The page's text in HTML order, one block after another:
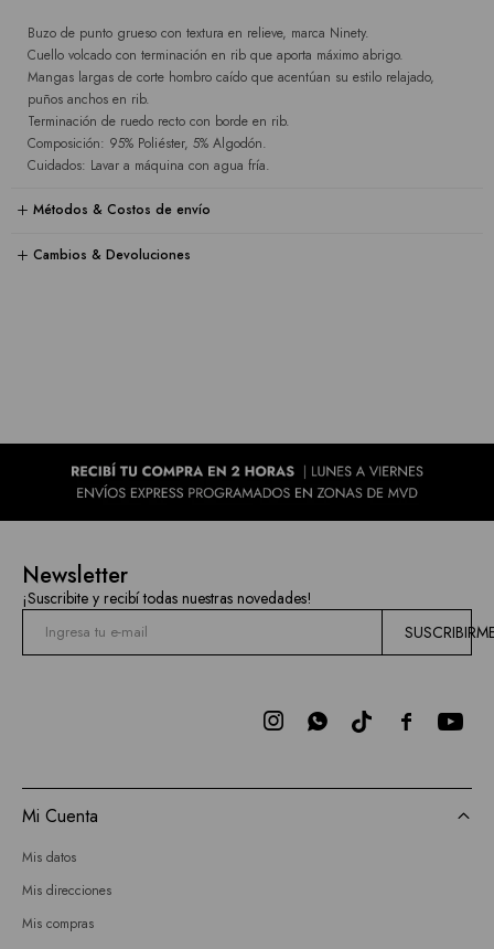
Buzo de punto grueso con textura en relieve, marca Ninety.
Cuello volcado con terminación en rib que aporta máximo abrigo.
Mangas largas de corte hombro caído que acentúan su estilo relajado,
puños anchos en rib.
Terminación de ruedo recto con borde en rib.
Composición: 95% Poliéster, 5% Algodón.
Cuidados: Lavar a máquina con agua fría.
Métodos & Costos de envío
Cambios & Devoluciones
Newsletter
¡Suscribite y recibí todas nuestras novedades!

 
Mi Cuenta
Mis datos
Mis direcciones
Mis compras